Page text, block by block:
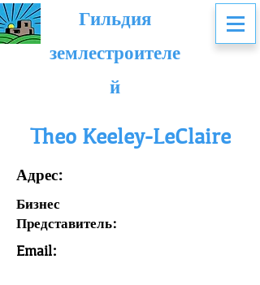
Гильдия
землестроителе
й
Theo Keeley-LeClaire
Адрес:
Бизнес
Представитель:
Email: